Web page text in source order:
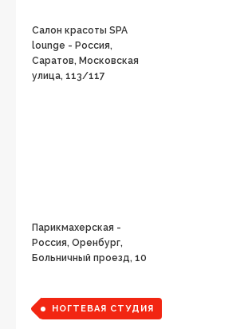
Салон красоты SPA
lounge - Россия,
Саратов, Московская
улица, 113/117
Парикмахерская -
Россия, Оренбург,
Больничный проезд, 10
НОГТЕВАЯ СТУДИЯ